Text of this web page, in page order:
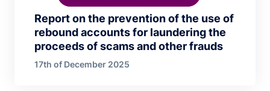
Report on the prevention of the use of
rebound accounts for laundering the
proceeds of scams and other frauds
17th of December 2025